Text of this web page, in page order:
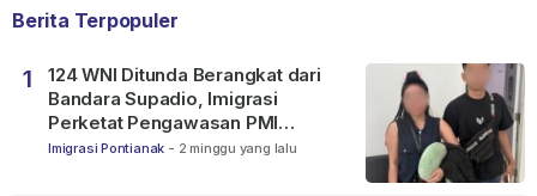
Berita Terpopuler
1
124 WNI Ditunda Berangkat dari
Bandara Supadio, Imigrasi
Perketat Pengawasan PMI
Nonprosedural
Imigrasi Pontianak - 2 minggu yang lalu